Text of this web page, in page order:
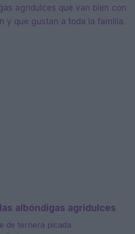
agridulces que van bien con
y que gustan a toda la familia.
albóndigas agridulces
de ternera picada